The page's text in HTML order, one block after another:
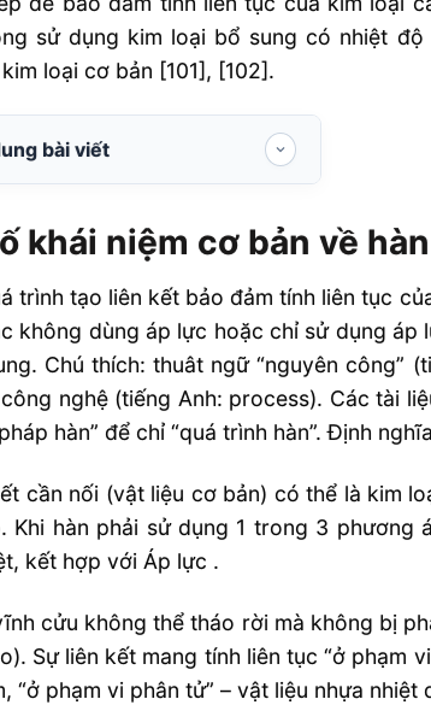
sử dụng kim loại bổ sung có nhiệt
loại cơ bản [101], [102].
bài viết
Hàn điện trở
Hàn nóng chảy
Hàn hồ quang
Hàn khí
Hàn đắp
Hàn nối
Hàn vảy (mềm/ cứng)
Hàn vảy mềm
Hàn vảy cứng
khái niệm cơ bản về
trình tạo liên kết bảo đảm tính liên tục
không dùng áp lực hoặc chỉ sử dụng
Chú thích: thuât ngữ “nguyên công”
nghệ (tiếng Anh: process). Các tài
hàn” để chỉ “quá trình hàn”. Định
cần nối (vật liệu cơ bản) có thể là kim
Khi hàn phải sử dụng 1 trong 3
kết hợp với Áp lực .
cửu không thể tháo rời mà không bị
Sự liên kết mang tính liên tục “ở phạm
“ở phạm vi phân tử” – vật liệu nhựa